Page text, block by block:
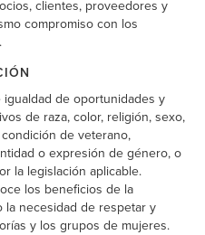
clientes, proveedores y
compromiso con los
de oportunidades y
de raza, color, religión, sexo,
de veterano,
o expresión de género, o
la legislación aplicable.
los beneficios de la
la necesidad de respetar y
y los grupos de mujeres.